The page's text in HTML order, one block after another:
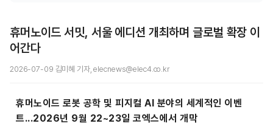
휴머노이드 서밋, 서울 에디션 개최하며 글로벌 확장 이
어간다
2026-07-09 김미혜 기자, elecnews@elec4.co.kr
휴머노이드 로봇 공학 및 피지컬 AI 분야의 세계적인 이벤
트...2026년 9월 22~23일 코엑스에서 개막